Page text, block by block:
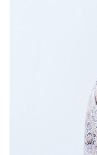
定投10年翻逾5倍 這檔
慈濟遭詐10.6億元！全
稱龍蝦咬完就吐 爆李
LIVE三立+24小時直播
三立iNEWS新聞台線上